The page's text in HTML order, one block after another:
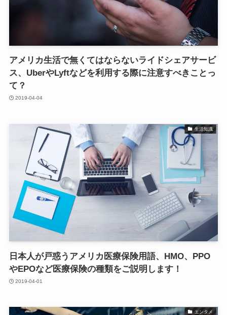
アメリカ生活で無くてはならないライドシェアサービ
ス、UberやLyftなどを利用する際に注意すべきことっ
て？
2019-04-04
生活知識
日本人が戸惑うアメリカ医療保険用語、HMO、PPO
やEPOなど医療保険の種類をご説明します！
2019-04-01
エンタメ